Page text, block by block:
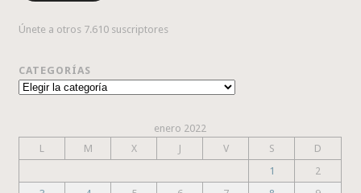
Únete a otros 7.610 suscriptores
CATEGORÍAS
Categorías
enero 2022
L
M X J V S
D
1
2